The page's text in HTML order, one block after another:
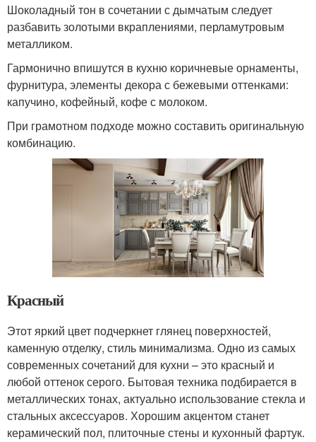
Шоколадный тон в сочетании с дымчатым следует
разбавить золотыми вкраплениями, перламутровым
металликом.
Гармонично впишутся в кухню коричневые орнаменты,
фурнитура, элементы декора с бежевыми оттенками:
капучино, кофейный, кофе с молоком.
При грамотном подходе можно составить оригинальную
комбинацию.
Красный
Этот яркий цвет подчеркнет глянец поверхностей,
каменную отделку, стиль минимализма. Одно из самых
современных сочетаний для кухни – это красный и
любой оттенок серого. Бытовая техника подбирается в
металлических тонах, актуально использование стекла и
стальных аксессуаров. Хорошим акцентом станет
керамический пол, плиточные стены и кухонный фартук.